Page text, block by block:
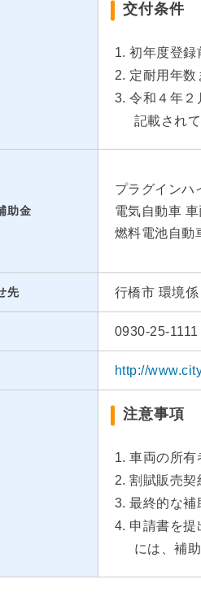
交付条件
初年度登録
定耐用年数
令和４年２
記載され
助金
プラグインハ
電気自動車
燃料電池自動
先 行橋市 環境係
0930-25-1111
http://
注意事項
車両の所有
割賦販売契
最終的な補
申請書を提
には、補